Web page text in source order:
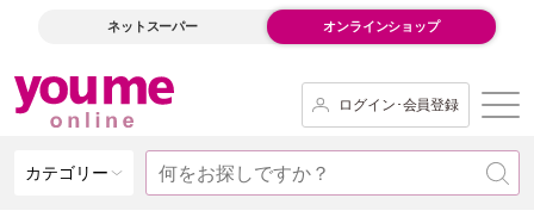
ネットスーパー オンラインショップ
ログイン･会員登録
カテゴリー